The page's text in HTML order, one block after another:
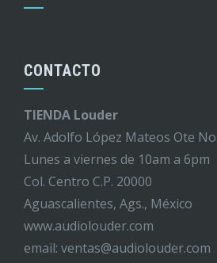
CONTACTO
TIENDA Louder
Av. Adolfo López Mateos Ote
Lunes a viernes de 10am a 6pm
Col. Centro C.P. 20000
Aguascalientes, Ags., México
www.audiolouder.com
email: ventas@audiolouder.com